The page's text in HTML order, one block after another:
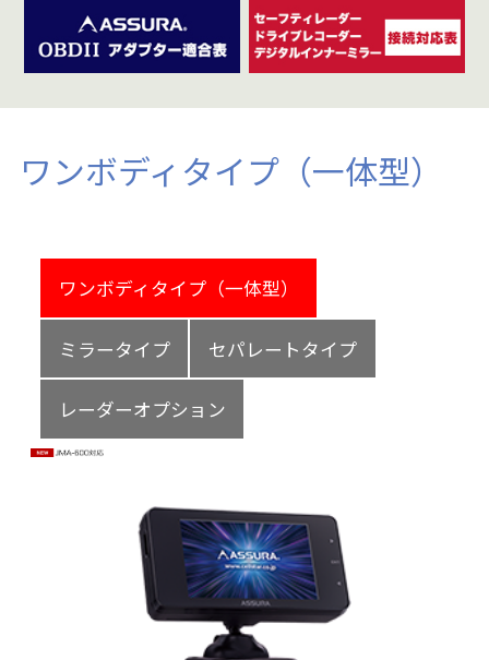
サイト内検索
ワンボディタイプ（一体型）
ワンボディタイプ（一体型）
ミラータイプ セパレートタイプ
レーダーオプション